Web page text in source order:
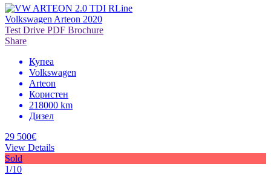
Volkswagen Arteon 2020
Test Drive PDF Brochure
Share
Купеа
Volkswagen
Arteon
Користен
218000 km
Дизел
29 500€
View Details
Sold
1/10